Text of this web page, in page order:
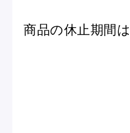
商品の休止期間